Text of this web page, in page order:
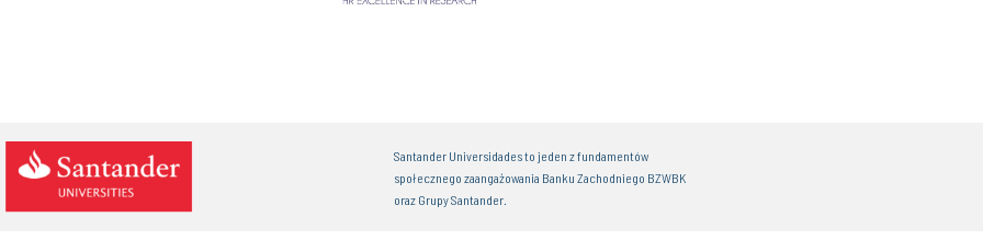
Santander Universidades to jeden z fundamentów
społecznego zaangażowania Banku Zachodniego BZWBK
oraz Grupy Santander.